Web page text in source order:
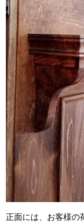
正面には、お客様の